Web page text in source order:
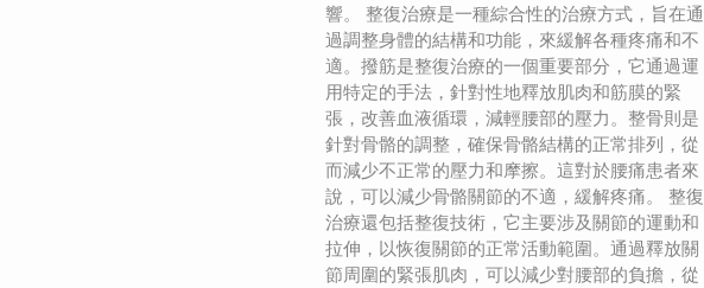
響。 整復治療是一種綜合性的治療方式，旨在通
過調整身體的結構和功能，來緩解各種疼痛和不
適。撥筋是整復治療的一個重要部分，它通過運
用特定的手法，針對性地釋放肌肉和筋膜的緊
張，改善血液循環，減輕腰部的壓力。整骨則是
針對骨骼的調整，確保骨骼結構的正常排列，從
而減少不正常的壓力和摩擦。這對於腰痛患者來
說，可以減少骨骼關節的不適，緩解疼痛。 整復
治療還包括整復技術，它主要涉及關節的運動和
拉伸，以恢復關節的正常活動範圍。通過釋放關
節周圍的緊張肌肉，可以減少對腰部的負擔，從